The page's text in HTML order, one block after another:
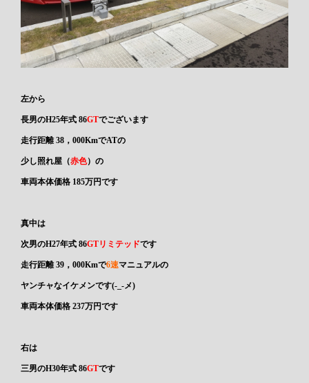
左から
長男のH25年式 86GTでございます
走行距離 38，000KmでATの
少し照れ屋（赤色）の
車両本体価格 185万円です
真中は
次男のH27年式 86GTリミテッドです
走行距離 39，000Kmで6速マニュアルの
ヤンチャなイケメンです(-_-メ)
車両本体価格 237万円です
右は
三男のH30年式 86GTです